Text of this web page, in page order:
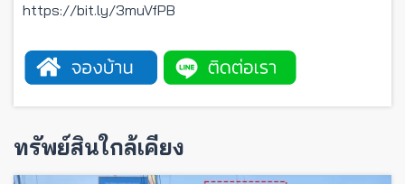
https://bit.ly/3muVfPB
ทรัพย์สินใกล้เคียง